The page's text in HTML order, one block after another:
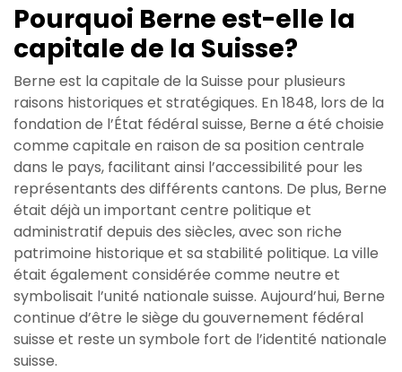
Pourquoi Berne est-elle la
capitale de la Suisse?
Berne est la capitale de la Suisse pour plusieurs
raisons historiques et stratégiques. En 1848, lors de la
fondation de l’État fédéral suisse, Berne a été choisie
comme capitale en raison de sa position centrale
dans le pays, facilitant ainsi l’accessibilité pour les
représentants des différents cantons. De plus, Berne
était déjà un important centre politique et
administratif depuis des siècles, avec son riche
patrimoine historique et sa stabilité politique. La ville
était également considérée comme neutre et
symbolisait l’unité nationale suisse. Aujourd’hui, Berne
continue d’être le siège du gouvernement fédéral
suisse et reste un symbole fort de l’identité nationale
suisse.